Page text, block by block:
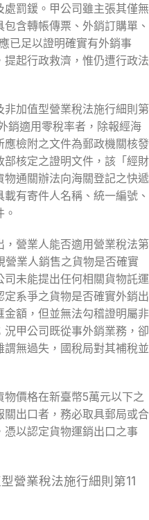
罰鍰。甲公司雖主張其僅無
含轉帳傳票、外銷訂購單、
已足以證明確實有外銷事
起行政救濟，惟仍遭行政法
加值型營業稅法施行細則第
銷適用零稅率者，除報經海
檢附之文件為郵政機關核發
核定之證明文件，該「經財
通關辦法向海關登記之快遞
有寄件人名稱、統一編號、
營業人能否適用營業稅法第
營業人銷售之貨物是否確實
未能提出任何相關貨物託運
系爭之貨物是否確實外銷出
額，但並無法勾稽證明屬非
甲公司既從事外銷業務，卻
無過失，國稅局對其補稅並
價格在新臺幣5萬元以下之
出口者，務必取具郵局或合
以認定貨物運銷出口之事
營業稅法施行細則第11